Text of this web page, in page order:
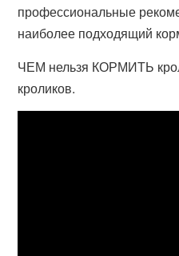
профессиональные
наиболее подходящий
ЧЕМ нельзя КОРМИТЬ
кроликов.